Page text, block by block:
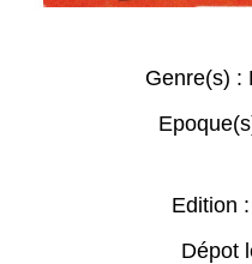
Genre(s) :
Edition
Dépot